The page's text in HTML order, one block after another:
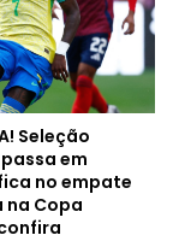
Seleção
em
no empate
na Copa